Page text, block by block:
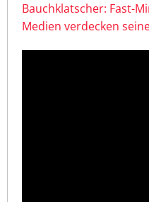
Bauchklatscher: Fast-
Medien verdecken